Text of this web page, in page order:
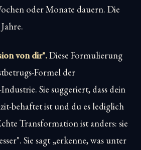
oder Monate dauern. Die
von dir".Diese Formulierung
Formel der
Sie suggeriert, dass dein
behaftet ist und du es lediglich
Transformation ist anders: sie
Sie sagt „erkenne, was unter